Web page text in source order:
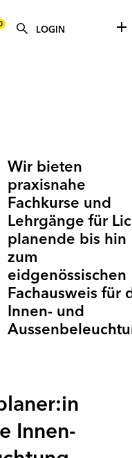
LOGIN
Wir bieten
praxisnahe
Fachkurse und
Lehrgänge für
planende bis hin
zum
eidgenössischen
Fach­ausweis für
Innen- und
Innen­